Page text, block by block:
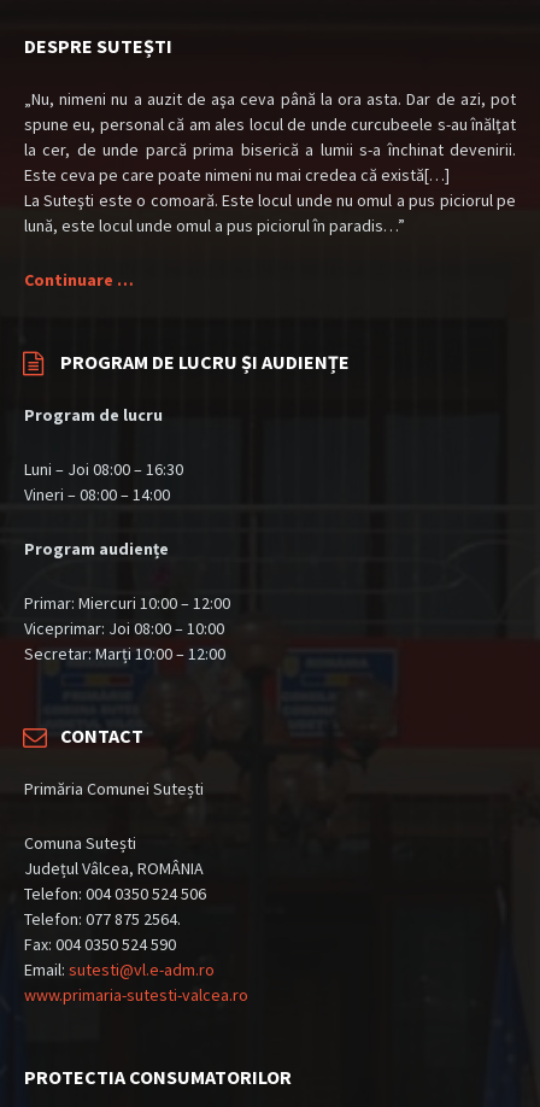
DESPRE SUTEȘTI
„Nu, nimeni nu a auzit de aşa ceva până la ora asta. Dar de azi, pot
spune eu, personal că am ales locul de unde curcubeele s-au înălţat
la cer, de unde parcă prima biserică a lumii s-a închinat devenirii.
Este ceva pe care poate nimeni nu mai credea că există[…]
La Suteşti este o comoară. Este locul unde nu omul a pus piciorul pe
lună, este locul unde omul a pus piciorul în paradis…”
Continuare …
PROGRAM DE LUCRU ȘI AUDIENȚE
Program de lucru
Luni – Joi 08:00 – 16:30
Vineri – 08:00 – 14:00
Program audiențe
Primar: Miercuri 10:00 – 12:00
Viceprimar: Joi 08:00 – 10:00
Secretar: Marți 10:00 – 12:00
CONTACT
Primăria Comunei Sutești
Comuna Sutești
Județul Vâlcea, ROMÂNIA
Telefon: 004 0350 524 506
Telefon: 077 875 2564.
Fax: 004 0350 524 590
Email: sutesti@vl.e-adm.ro
www.primaria-sutesti-valcea.ro
PROTECTIA CONSUMATORILOR